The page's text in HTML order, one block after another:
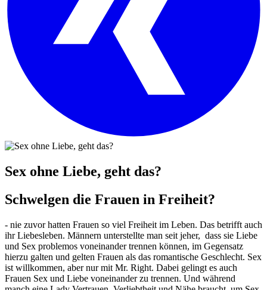
Sex ohne Liebe, geht das?
Schwelgen die Frauen in Freiheit?
- nie zuvor hatten Frauen so viel Freiheit im Leben. Das betrifft auch
ihr Liebesleben. Männern unterstellte man seit jeher, dass sie Liebe
und Sex problemos voneinander trennen können, im Gegensatz
hierzu galten und gelten Frauen als das romantische Geschlecht. Sex
ist willkommen, aber nur mit Mr. Right. Dabei gelingt es auch
Frauen Sex und Liebe voneinander zu trennen. Und während